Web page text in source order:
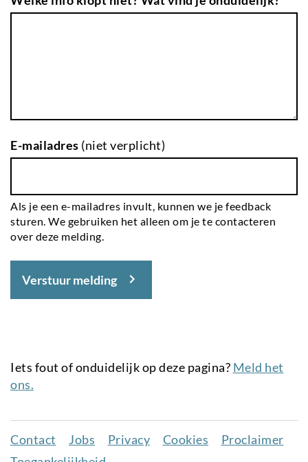
E-mailadres (niet verplicht)
Als je een e-mailadres invult, kunnen we je feedback
sturen. We gebruiken het alleen om je te contacteren
over deze melding.
Verstuur melding
Iets fout of onduidelijk op deze pagina? Meld het
ons.
Juridisch
Contact Jobs Privacy Cookies
Proclaimer